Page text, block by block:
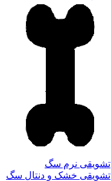
تشویقی نرم سگ
تشویقی خشک و دنتال سگ